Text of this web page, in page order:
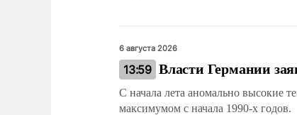
6 августа 2026
13:59 Власти Германии
С начала лета аномально высокие
максимумом с начала 1990-х годов.